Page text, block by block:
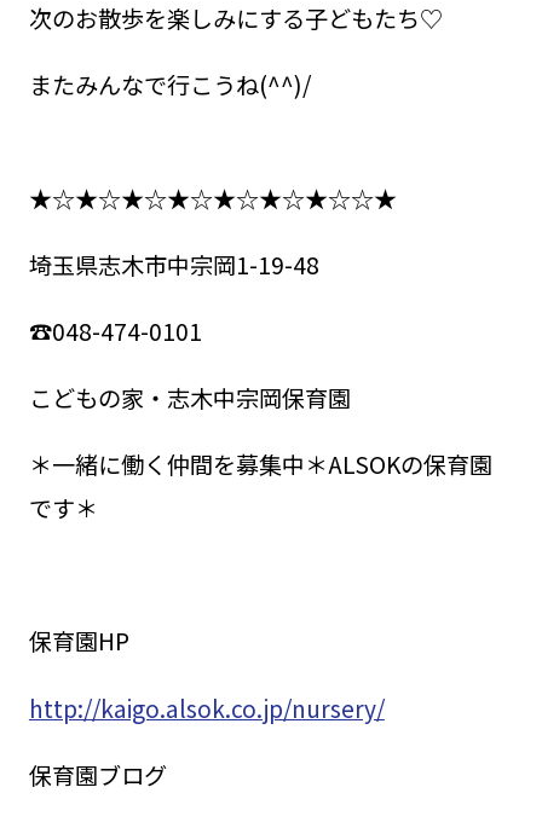
次のお散歩を楽しみにする子どもたち♡
またみんなで行こうね(^^)/
★☆★☆★☆★☆★☆★☆★☆☆★
埼玉県志木市中宗岡1-19-48
☎048-474-0101
こどもの家・志木中宗岡保育園
＊一緒に働く仲間を募集中＊ALSOKの保育園
です＊
保育園HP
http://kaigo.alsok.co.jp/nursery/
保育園ブログ